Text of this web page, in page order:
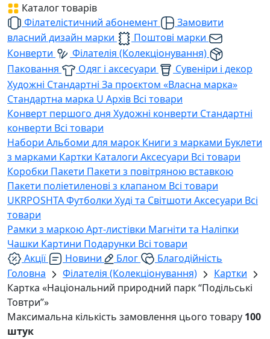
Каталог товарів
Філателістичний абонемент
Замовити
власний дизайн марки
Поштові марки
Конверти
Філателія (Колекціонування)
Паковання
Одяг і аксесуари
Сувеніри і декор
Художні Стандартні За проєктом «Власна марка»
Стандартна марка U Архів Всі товари
Конверт першого дня Художні конверти Стандартні
конверти Всі товари
Набори Альбоми для марок Книги з марками Буклети
з марками Картки Каталоги Аксесуари Всі товари
Коробки Пакети Пакети з повітряною вставкою
Пакети поліетиленові з клапаном Всі товари
UKRPOSHTAФутболки Худі та Світшоти Аксесуари Всі
товари
Рамки з маркоюАрт-листівки Магніти та Наліпки
Чашки Картини Подарунки Всі товари
Акції
Новини Блог
Благодійність
Головна
Філателія (Колекціонування)
Картки
Картка «Національний природний парк “Подільські
Товтри”»
Максимальна кількість замовлення цього товару 100
штук